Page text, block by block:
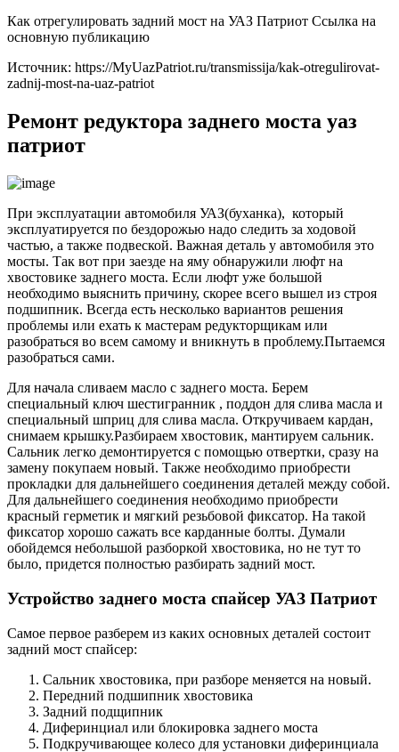
Как отрегулировать задний мост на УАЗ Патриот Ссылка на
основную публикацию
Источник: https://MyUazPatriot.ru/transmissija/kak-otregulirovat-
zadnij-most-na-uaz-patriot
Ремонт редуктора заднего моста уаз
патриот
При эксплуатации автомобиля УАЗ(буханка), который
эксплуатируется по бездорожью надо следить за ходовой
частью, а также подвеской. Важная деталь у автомобиля это
мосты. Так вот при заезде на яму обнаружили люфт на
хвостовике заднего моста. Если люфт уже большой
необходимо выяснить причину, скорее всего вышел из строя
подшипник. Всегда есть несколько вариантов решения
проблемы или ехать к мастерам редукторщикам или
разобраться во всем самому и вникнуть в проблему.Пытаемся
разобраться сами.
Для начала сливаем масло с заднего моста. Берем
специальный ключ шестигранник , поддон для слива масла и
специальный шприц для слива масла. Откручиваем кардан,
снимаем крышку.Разбираем хвостовик, мантируем сальник.
Сальник легко демонтируется с помощью отвертки, сразу на
замену покупаем новый. Также необходимо приобрести
прокладки для дальнейшего соединения деталей между собой.
Для дальнейшего соединения необходимо приобрести
красный герметик и мягкий резьбовой фиксатор. На такой
фиксатор хорошо сажать все карданные болты. Думали
обойдемся небольшой разборкой хвостовика, но не тут то
было, придется полностью разбирать задний мост.
Устройство заднего моста спайсер УАЗ Патриот
Самое первое разберем из каких основных деталей состоит
задний мост спайсер:
Сальник хвостовика, при разборе меняется на новый.
Передний подшипник хвостовика
Задний подщипник
Диферинциал или блокировка заднего моста
Подкручивающее колесо для установки диферинциала